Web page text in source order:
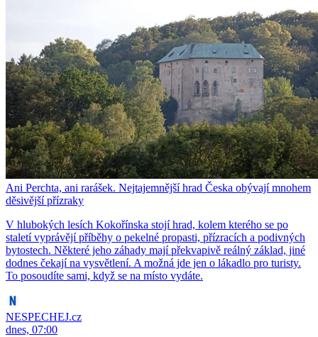
Ani Perchta, ani rarášek. Nejtajemnější hrad Česka obývají mnohem
děsivější přízraky
V hlubokých lesích Kokořínska stojí hrad, kolem kterého se po
staletí vyprávějí příběhy o pekelné propasti, přízracích a podivných
bytostech. Některé jeho záhady mají překvapivě reálný základ, jiné
dodnes čekají na vysvětlení. A možná jde jen o lákadlo pro turisty.
To posoudíte sami, když se na místo vydáte.
NESPECHEJ.cz
dnes, 07:00